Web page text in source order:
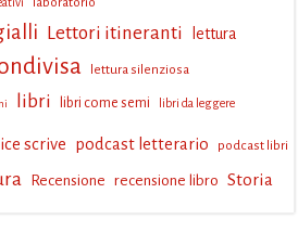
Lettori itineranti lettura
lettura silenziosa
libri libri come semi libri da leggere
scrive podcast letterario podcast libri
Recensione recensione libro Storia